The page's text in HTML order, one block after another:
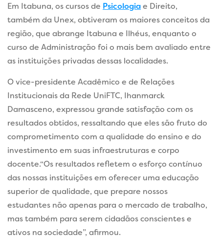
Em Itabuna, os cursos de Psicologiae Direito,
também da Unex, obtiveram os maiores conceitos da
região, que abrange Itabuna e Ilhéus, enquanto o
curso de Administração foi o mais bem avaliado entre
as instituições privadas dessas localidades.
O vice-presidente Acadêmico e de Relações
Institucionais da Rede UniFTC, Ihanmarck
Damasceno, expressou grande satisfação com os
resultados obtidos, ressaltando que eles são fruto do
comprometimento com a qualidade do ensino e do
investimento em suas infraestruturas e corpo
docente.“Os resultados refletem o esforço contínuo
das nossas instituições em oferecer uma educação
superior de qualidade, que prepare nossos
estudantes não apenas para o mercado de trabalho,
mas também para serem cidadãos conscientes e
ativos na sociedade”, afirmou.